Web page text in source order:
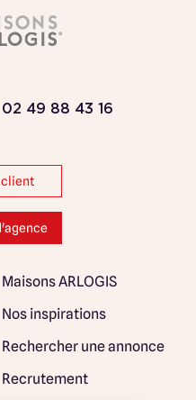
02 49 88 43 16
client
Maisons ARLOGIS
Nos inspirations
Rechercher une annonce
Recrutement